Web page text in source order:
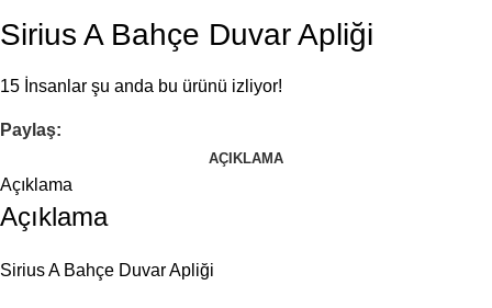
Sirius A Bahçe Duvar Apliği
15 İnsanlar şu anda bu ürünü izliyor!
Paylaş:
AÇIKLAMA
Açıklama
Açıklama
Sirius A Bahçe Duvar Apliği